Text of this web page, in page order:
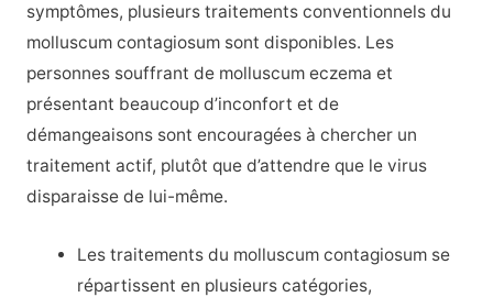
symptômes, plusieurs traitements conventionnels du
molluscum contagiosum sont disponibles. Les
personnes souffrant de molluscum eczema et
présentant beaucoup d’inconfort et de
démangeaisons sont encouragées à chercher un
traitement actif, plutôt que d’attendre que le virus
disparaisse de lui-même.
Les traitements du molluscum contagiosum se
répartissent en plusieurs catégories,